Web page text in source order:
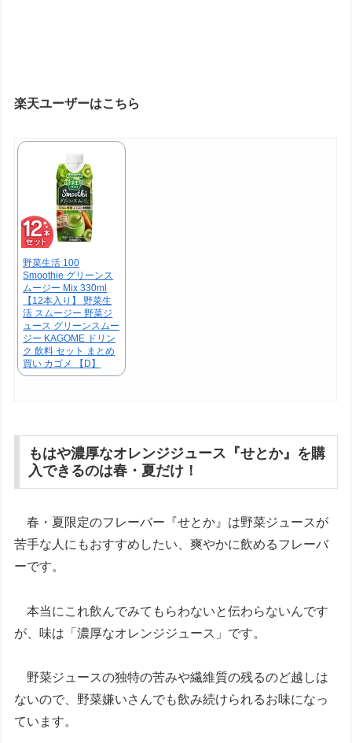
楽天ユーザーはこちら
野菜生活 100
Smoothie グリーンス
ムージー Mix 330ml
【12本入り】 野菜生
活 スムージー 野菜ジ
ュース グリーンスムー
ジー KAGOME ドリン
ク 飲料 セット まとめ
買い カゴメ 【D】
もはや濃厚なオレンジジュース『せとか』を購
入できるのは春・夏だけ！
春・夏限定のフレーバー『せとか』は野菜ジュースが
苦手な人にもおすすめしたい、爽やかに飲めるフレーバ
ーです。
本当にこれ飲んでみてもらわないと伝わらないんです
が、味は「濃厚なオレンジジュース」です。
野菜ジュースの独特の苦みや繊維質の残るのど越しは
ないので、野菜嫌いさんでも飲み続けられるお味になっ
ています。